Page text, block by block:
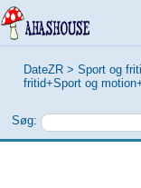
DateZR > Sport og
fritid+Sport og
Søg: